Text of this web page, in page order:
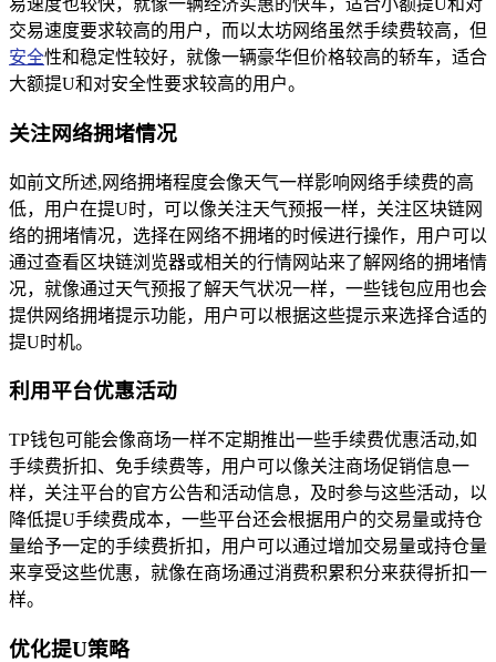
易速度也较快，就像一辆经济实惠的快车，适合小额提U和对
交易速度要求较高的用户，而以太坊网络虽然手续费较高，但
安全性和稳定性较好，就像一辆豪华但价格较高的轿车，适合
大额提U和对安全性要求较高的用户。
关注网络拥堵情况
如前文所述,网络拥堵程度会像天气一样影响网络手续费的高
低，用户在提U时，可以像关注天气预报一样，关注区块链网
络的拥堵情况，选择在网络不拥堵的时候进行操作，用户可以
通过查看区块链浏览器或相关的行情网站来了解网络的拥堵情
况，就像通过天气预报了解天气状况一样，一些钱包应用也会
提供网络拥堵提示功能，用户可以根据这些提示来选择合适的
提U时机。
利用平台优惠活动
TP钱包可能会像商场一样不定期推出一些手续费优惠活动,如
手续费折扣、免手续费等，用户可以像关注商场促销信息一
样，关注平台的官方公告和活动信息，及时参与这些活动，以
降低提U手续费成本，一些平台还会根据用户的交易量或持仓
量给予一定的手续费折扣，用户可以通过增加交易量或持仓量
来享受这些优惠，就像在商场通过消费积累积分来获得折扣一
样。
优化提U策略